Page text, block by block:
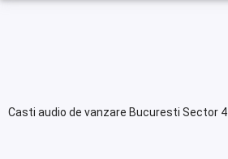
Casti audio de vanzare Bucuresti Sector 4